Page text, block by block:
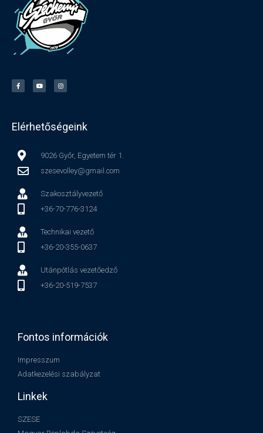
Elérhetőségeink
9026 Győr, Egyetem tér 1.
szesevolley@gmail.com
Szakosztályvezető
+36-70-776-3124
Technikai vezető
+36-20-355-0637
Utánpótlás vezetőedző
+36-20-519-7537
Fontos információk
Impresszum
Adatkezelési szabályzat
Linkek
SZESE